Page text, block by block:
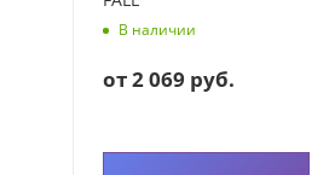
В наличии
от2 069 руб.